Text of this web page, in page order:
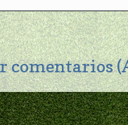
comentarios